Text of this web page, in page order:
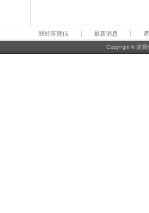
關於富寶信 最新消息
Copyright © 富寶